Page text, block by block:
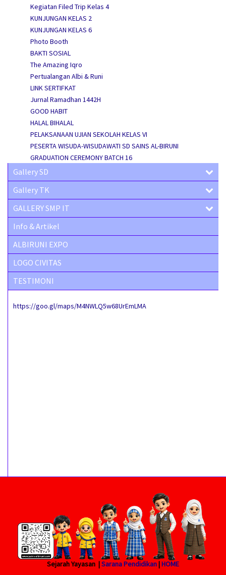
Kegiatan Filed Trip Kelas 4
KUNJUNGAN KELAS 2
KUNJUNGAN KELAS 6
Photo Booth
BAKTI SOSIAL
The Amazing Iqro
Pertualangan Albi & Runi
LINK SERTIFKAT
Jurnal Ramadhan 1442H
GOOD HABIT
HALAL BIHALAL
PELAKSANAAN UJIAN SEKOLAH KELAS VI
PESERTA WISUDA-WISUDAWATI SD SAINS AL-BIRUNI
GRADUATION CEREMONY BATCH 16
Gallery SD
Gallery TK
GALLERY SMP IT
Info & Artikel
ALBIRUNI EXPO
LOGO CIVITAS
TESTIMONI
https://goo.gl/maps/M4NWLQ5w68UrEmLMA
Sejarah Yayasan |Sarana Pendidikan |HOME